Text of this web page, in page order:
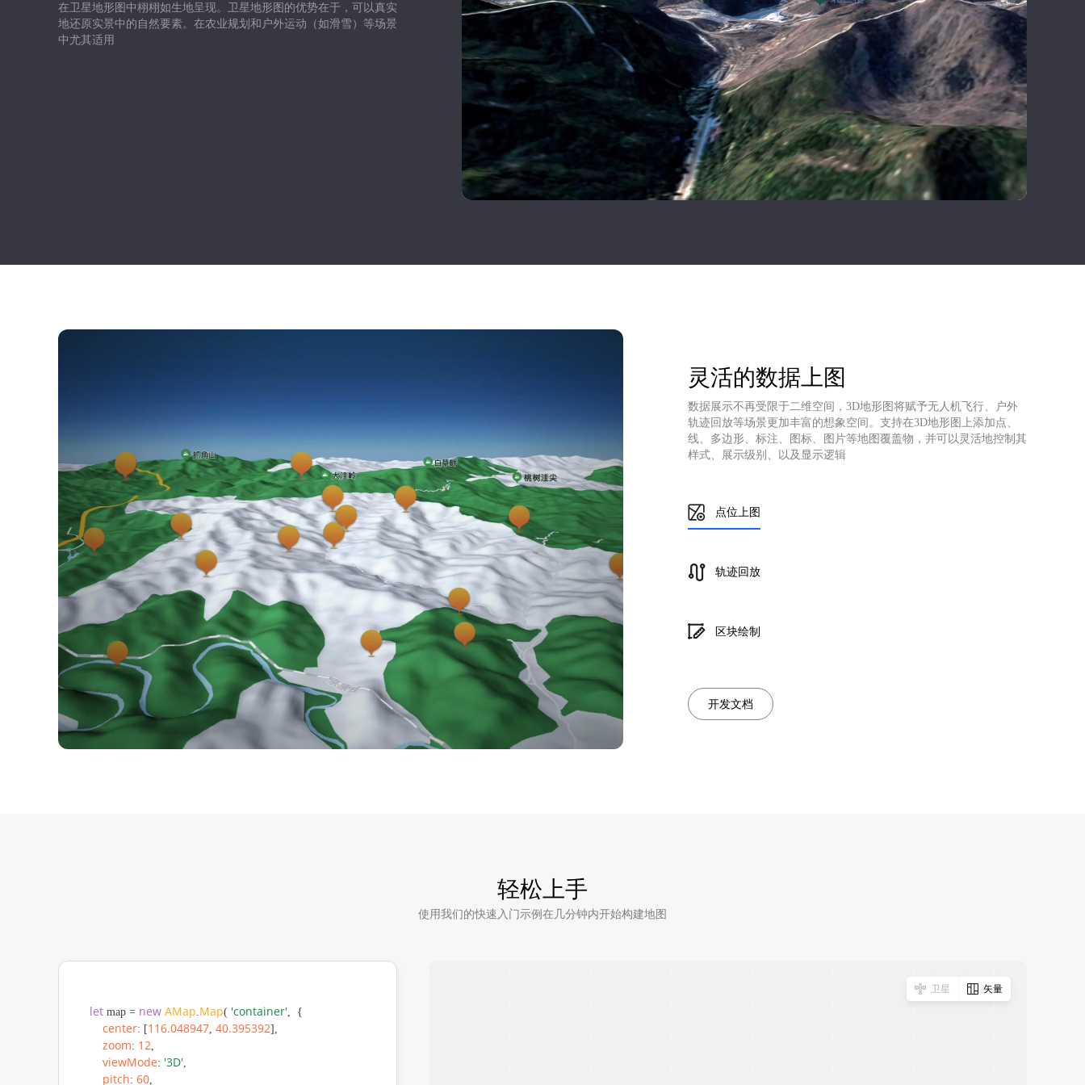
在卫星地形图中栩栩如生地呈现。卫星地形图的优势在于，可以真实
地还原实景中的自然要素。在农业规划和户外运动（如滑雪）等场景
中尤其适用
灵活的数据上图
数据展示不再受限于二维空间，3D地形图将赋予无人机飞行、户外
轨迹回放等场景更加丰富的想象空间。支持在3D地形图上添加点、
线、多边形、标注、图标、图片等地图覆盖物，并可以灵活地控制其
样式、展示级别、以及显示逻辑
点位上图
轨迹回放
区块绘制
开发文档
轻松上手
使用我们的快速入门示例在几分钟内开始构建地图
let map = new AMap.Map( 'container',  {
center: [116.048947, 40.395392],
zoom: 12,
viewMode: '3D',
pitch: 60,